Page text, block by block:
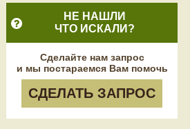
НЕ НАШЛИ
ЧТО ИСКАЛИ?
Сделайте нам запрос
и мы постараемся Вам помочь
СДЕЛАТЬ ЗАПРОС